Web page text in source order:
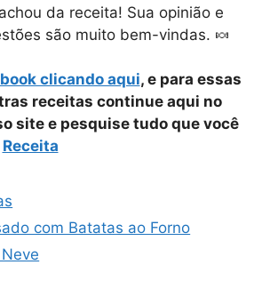
da receita! Sua opinião e
são muito bem-vindas. 🍬
clicando aqui, e para essas
receitas continue aqui no
site e pesquise tudo que você
Receita
com Batatas ao Forno